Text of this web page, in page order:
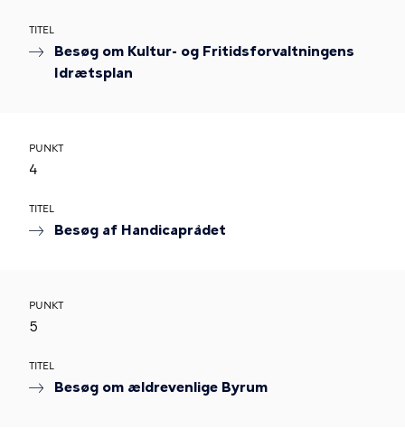
TITEL
Besøg om Kultur- og Fritidsforvaltningens
Idrætsplan
PUNKT
4
TITEL
Besøg af Handicaprådet
PUNKT
5
TITEL
Besøg om ældrevenlige Byrum